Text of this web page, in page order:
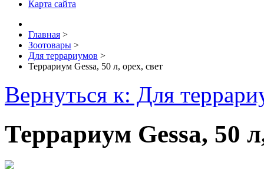
Карта сайта
Главная >
Зоотовары >
Для террариумов >
Террариум Gessa, 50 л, орех, свет
Вернуться к: Для
Террариум Gessa, 50